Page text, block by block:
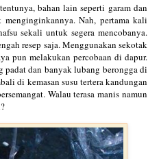
bahan lain seperti garam dan
Nah, pertama kali
sekali untuk segera mencobanya.
resep saja. Menggunakan sekotak
pun melakukan percobaan di dapur.
padat dan banyak lubang berongga di
di kemasan susu tertera kandungan
Walau terasa manis namun